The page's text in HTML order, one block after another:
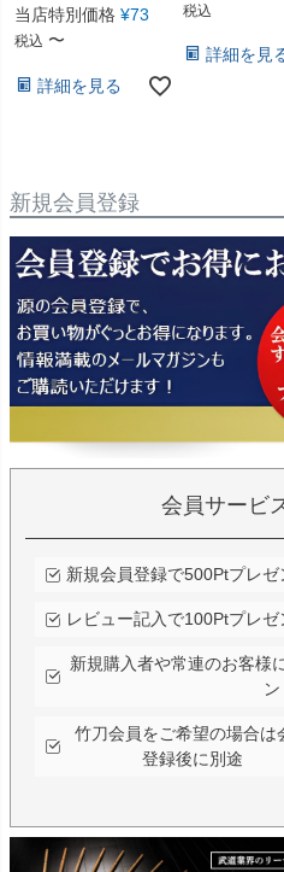
当店特別価格 ¥73
税込 〜
詳細を見る
税込
詳細を見
新規会員登録
会員サービ
新規会員登録で500Ptプレ
レビュー記入で100Ptプレゼ
新規購入者や常連のお客様
ン
竹刀会員をご希望の場合は
登録後に別途